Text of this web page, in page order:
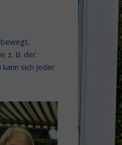
z. B. der
sich Jeder